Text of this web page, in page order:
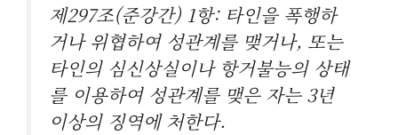
제297조(준강간) 1항: 타인을 폭행하
거나 위협하여 성관계를 맺거나, 또는
타인의 심신상실이나 항거불능의 상태
를 이용하여 성관계를 맺은 자는 3년
이상의 징역에 처한다.